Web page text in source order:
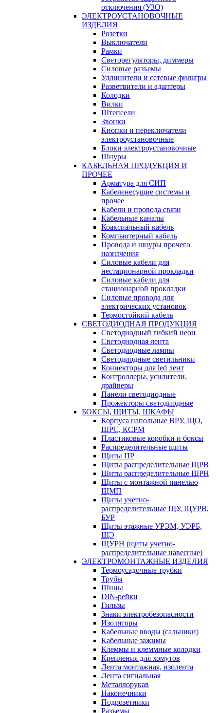
отключения (УЗО)
ЭЛЕКТРОУСТАНОВОЧНЫЕ
ИЗДЕЛИЯ
Розетки
Выключатели
Рамки
Светорегуляторы, диммеры
Силовые разъемы
Удлинители и сетевые фильтры
Разветвители и адаптеры
Колодки
Вилки
Штепсели
Звонки
Кнопки и переключатели
электроустановочные
Блоки электроустановочные
Шнуры
КАБЕЛЬНАЯ ПРОДУКЦИЯ И
ПРОЧЕЕ
Арматура для СИП
Кабеленесущие системы и
прочее
Кабели и провода связи
Кабельные каналы
Коаксиальный кабель
Компьютерный кабель
Провода и шнуры прочего
назначения
Силовые кабели для
нестационарной прокладки
Силовые кабели для
стационарной прокладки
Силовые провода для
электрических установок
Термостойкий кабель
СВЕТОДИОДНАЯ ПРОДУКЦИЯ
Светодиодный гибкий неон
Светодиодная лента
Светодиодные лампы
Светодиодные светильники
Коннекторы для led лент
Контроллеры, усилители,
драйверы
Панели светодиодные
Прожекторы светодиодные
БОКСЫ, ЩИТЫ, ШКАФЫ
Корпуса напольные ВРУ, ЩО,
ШРС, КСРМ
Пластиковые коробки и боксы
Распределительные щиты
Щиты ПР
Щиты распределительные ЩРВ
Щиты распределительные ЩРН
Щиты с монтажной панелью
ЩМП
Щиты учетно-
распределительные ЩУ, ЩУРВ,
БУР
Щиты этажные УРЭМ, УЭРБ,
ЩЭ
ЩУРН (щиты учетно-
распределительные навесные)
ЭЛЕКТРОМОНТАЖНЫЕ ИЗДЕЛИЯ
Термоусадочные трубки
Трубы
Шины
DIN-рейки
Гильзы
Знаки электробезопасности
Изоляторы
Кабельные вводы (сальники)
Кабельные зажимы
Клеммы и клеммные колодки
Крепления для хомутов
Лента монтажная, изолента
Лента сигнальная
Металлорукав
Наконечники
Подрозетники
Разъемы